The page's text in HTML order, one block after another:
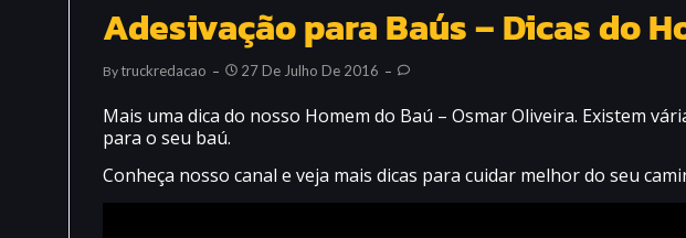
Adesivação para Baús – Dicas do
ByTruckredacao 27 De Julho De 2016
Mais uma dica do nosso Homem do Baú – Osmar Oliveira. Existem
para o seu baú.
Conheça nosso canal e veja mais dicas para cuidar melhor do seu